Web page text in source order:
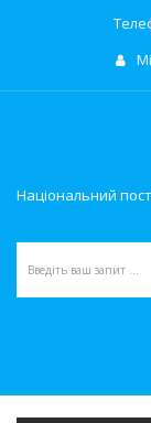
Національний